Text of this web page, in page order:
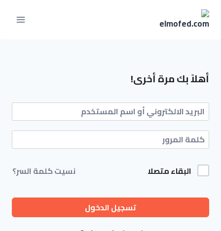
أهلاً بك مرة أخرى!
البقاء متصلا نسيت كلمة السر؟
تسجيل الدخول